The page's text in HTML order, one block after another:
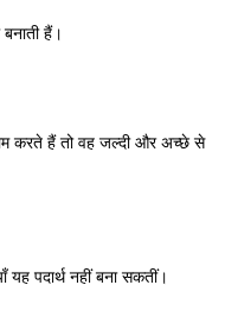
हैं।
करते हैं तो वह जल्दी और अच्छे से
यह पदार्थ नहीं बना सकतीं।